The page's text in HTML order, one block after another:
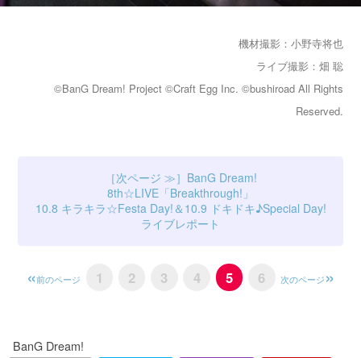
機材撮影：小野寺将也
ライブ撮影：畑 聡
©BanG Dream! Project ©Craft Egg Inc. ©bushiroad All Rights
Reserved.
BanG Dream!
8th☆LIVE「Breakthrough!」
10.8 キラキラ☆Festa Day!＆10.9 ドキドキ♪Special Day!
ライブレポート
前のページ 1 2 3 4 5 6 次のページ
BanG Dream!